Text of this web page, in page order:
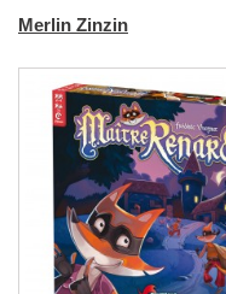
Merlin Zinzin